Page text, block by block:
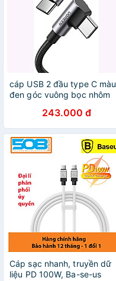
cáp USB 2 đầu type C màu
đen góc vuông bọc nhôm
334UD70643US 1M bẻ 90
độ hàng chính hãng
243.000 đ
Cáp sạc nhanh, truyền dữ
liệu PD 100W, Ba-se-us